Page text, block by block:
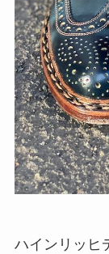
ハインリッヒ